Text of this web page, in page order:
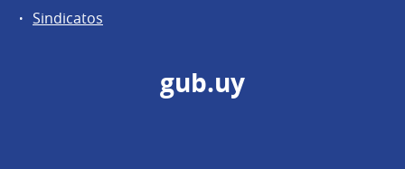
Sindicatos
gub.uy